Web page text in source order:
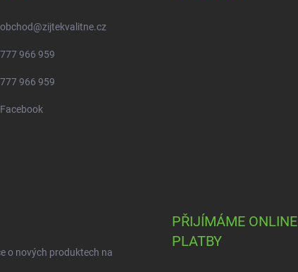
obchod@zijtekvalitne.cz
777 966 959
777 966 959
Facebook
o nových produktech na
PŘIJÍMÁME ONLINE
PLATBY